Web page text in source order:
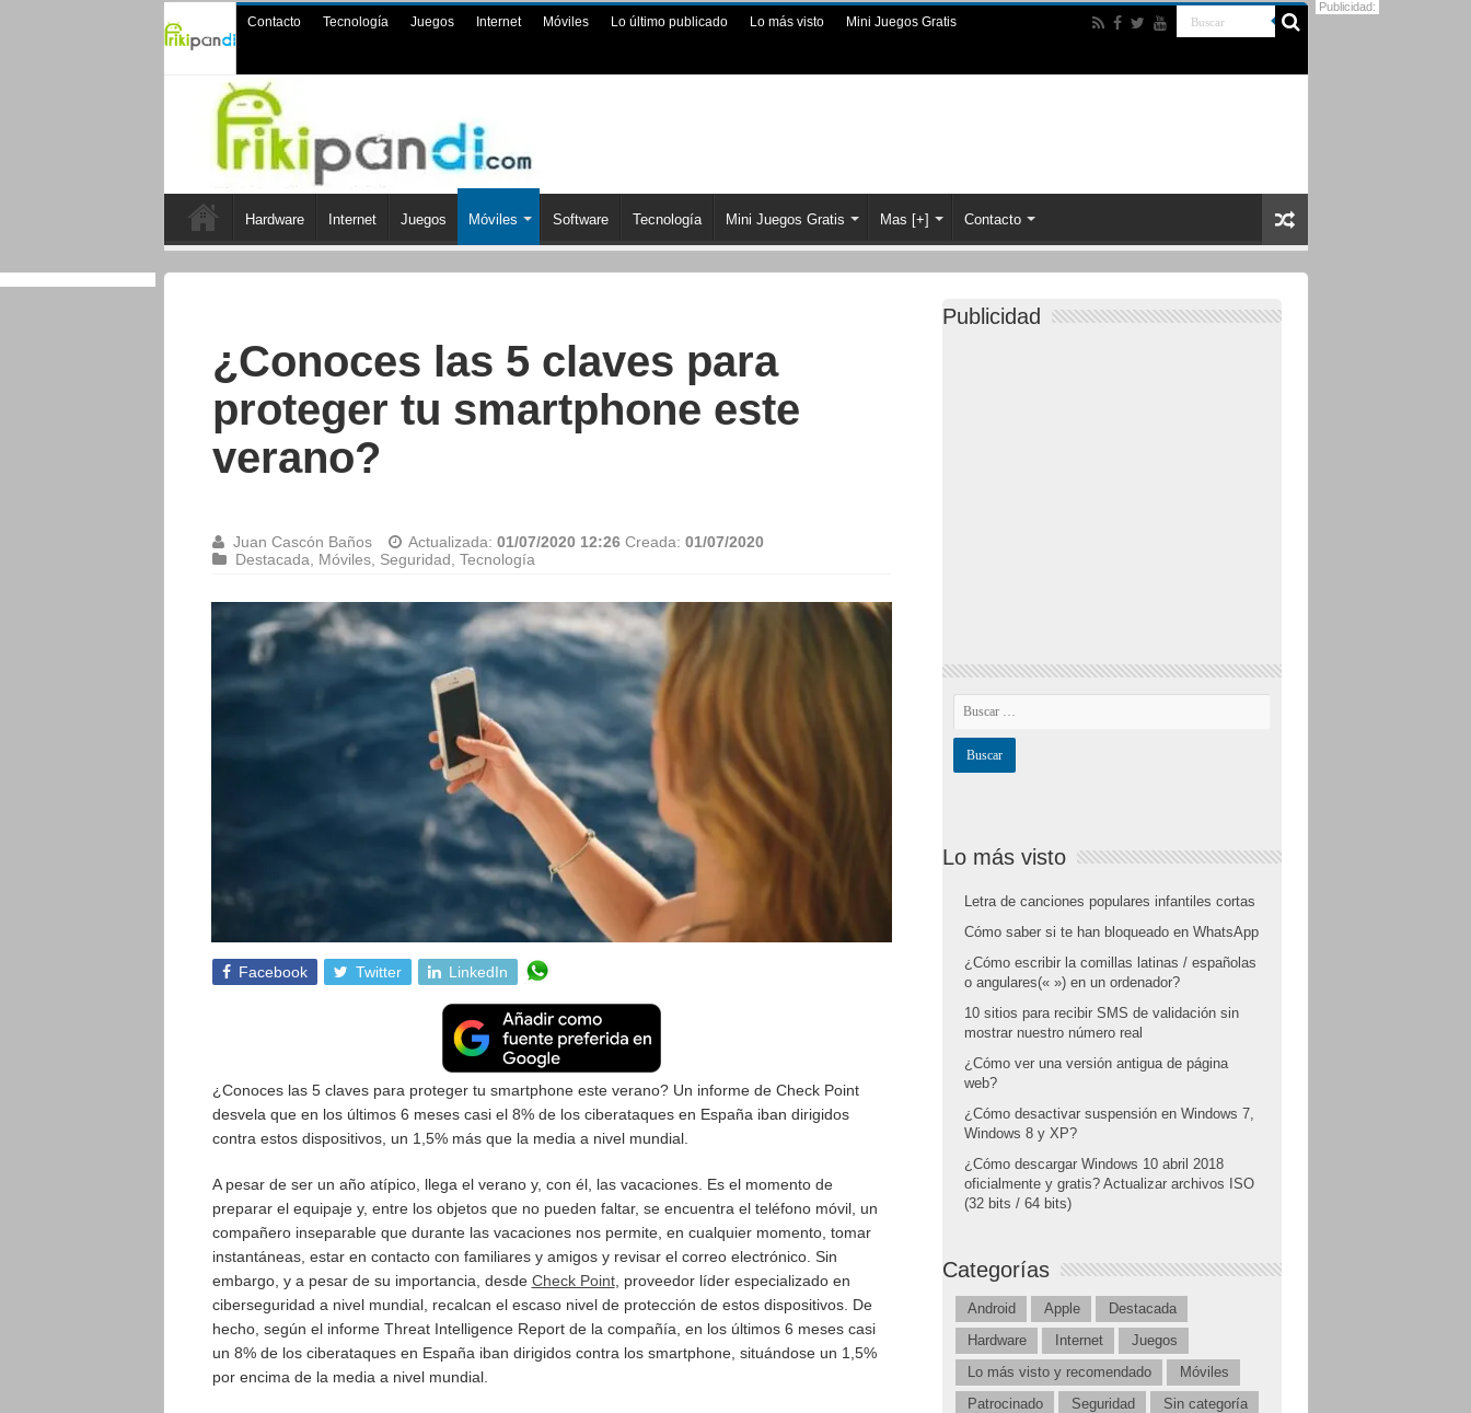
Contacto Tecnología Juegos Internet Móviles Lo último publicado Lo más visto Mini Juegos Gratis
Hardware Internet Juegos Móviles Software Tecnología Mini Juegos Gratis Mas [+] Contacto
¿Conoces las 5 claves para
proteger tu smartphone este
verano?
Juan Cascón Baños Actualizada: 01/07/2020 12:26 Creada: 01/07/2020
Destacada
Móviles, Seguridad Tecnología
Facebook Twitter LinkedIn
¿Conoces las 5 claves para proteger tu smartphone este verano? Un informe de Check Point
desvela que en los últimos 6 meses casi el 8% de los ciberataques en España iban dirigidos
contra estos dispositivos, un 1,5% más que la media a nivel mundial.
A pesar de ser un año atípico, llega el verano y, con él, las vacaciones. Es el momento de
preparar el equipaje y, entre los objetos que no pueden faltar, se encuentra el teléfono móvil, un
compañero inseparable que durante las vacaciones nos permite, en cualquier momento, tomar
instantáneas, estar en contacto con familiares y amigos y revisar el correo electrónico. Sin
embargo, y a pesar de su importancia, desde Check Point, proveedor líder especializado en
ciberseguridad a nivel mundial, recalcan el escaso nivel de protección de estos dispositivos. De
hecho, según el informe Threat Intelligence Report de la compañía, en los últimos 6 meses casi
un 8% de los ciberataques en España iban dirigidos contra los smartphone, situándose un 1,5%
por encima de la media a nivel mundial.
Publicidad
Lo más visto
Letra de canciones populares infantiles cortas
Cómo saber si te han bloqueado en WhatsApp
¿Cómo escribir la comillas latinas / españolas
o angulares(« ») en un ordenador?
10 sitios para recibir SMS de validación sin
mostrar nuestro número real
¿Cómo ver una versión antigua de página
web?
¿Cómo desactivar suspensión en Windows 7,
Windows 8 y XP?
¿Cómo descargar Windows 10 abril 2018
oficialmente y gratis? Actualizar archivos ISO
(32 bits / 64 bits)
Categorías
Android Apple
Destacada
Hardware
Internet
Juegos
Lo más visto y recomendado
Móviles
Patrocinado
Seguridad
Sin categoría
Publicidad: